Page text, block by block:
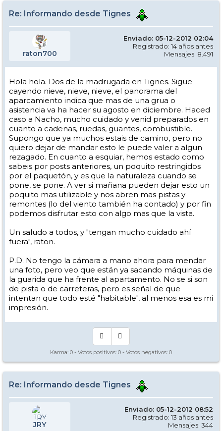
Re: Informando desde Tignes
raton700
Enviado: 05-12-2012 02:04
Registrado: 14 años antes
Mensajes: 8.491
Hola hola. Dos de la madrugada en Tignes. Sigue
cayendo nieve, nieve, nieve, el panorama del
aparcamiento indica que mas de una grua o
asistencia va ha hacer su agosto en diciembre. Haced
caso a Nacho, mucho cuidado y venid preparados en
cuanto a cadenas, ruedas, guantes, combustible.
Supongo que ya muchos estais de camino, pero no
quiero dejar de mandar esto le puede valer a algun
rezagado. En cuanto a esquiar, hemos estado como
sabeis por posts anteriores, un poquito restringidos
por el paquetón, y es que la naturaleza cuando se
pone, se pone. A ver si mañana pueden dejar esto un
poquito mas utilizable y nos abren mas pistas y
remontes (lo del viento también ha contado) y por fin
podemos disfrutar esto con algo mas que la vista.
Un saludo a todos, y "tengan mucho cuidado ahí
fuera", raton.
P.D. No tengo la cámara a mano ahora para mendar
una foto, pero veo que están ya sacando máquinas de
la guarida que ha frente al apartamento. No se si son
de pista o de carreteras, pero es señal de que
intentan que todo esté "habitable", al menos esa es mi
impresión.
Karma: 0 - Votos positivos: 0 - Votos negativos: 0
Re: Informando desde Tignes
JRY
Enviado: 05-12-2012 08:52
Registrado: 13 años antes
Mensajes: 344